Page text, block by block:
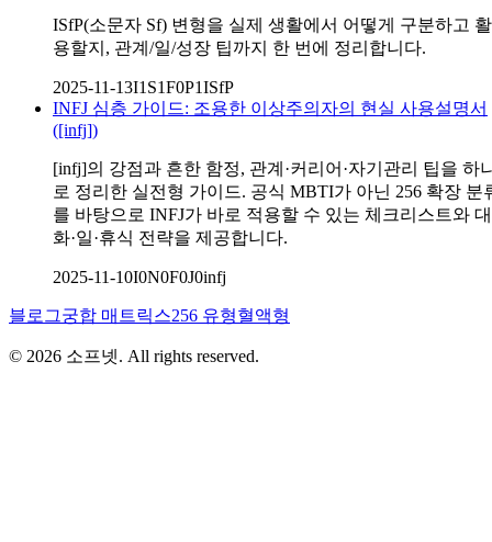
ISfP(소문자 Sf) 변형을 실제 생활에서 어떻게 구분하고 활
용할지, 관계/일/성장 팁까지 한 번에 정리합니다.
2025-11-13I1S1F0P1ISfP
INFJ 심층 가이드: 조용한 이상주의자의 현실 사용설명서
([infj])
[infj]의 강점과 흔한 함정, 관계·커리어·자기관리 팁을 하
로 정리한 실전형 가이드. 공식 MBTI가 아닌 256 확장 분
를 바탕으로 INFJ가 바로 적용할 수 있는 체크리스트와 대
화·일·휴식 전략을 제공합니다.
2025-11-10I0N0F0J0infj
블로그궁합 매트릭스256 유형혈액형
© 2026 소프넷. All rights reserved.